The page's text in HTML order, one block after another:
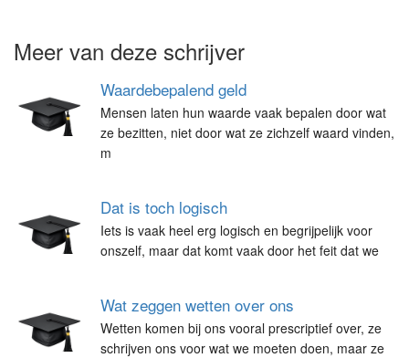
Meer van deze schrijver
Waardebepalend geld
Mensen laten hun waarde vaak bepalen door wat
ze bezitten, niet door wat ze zichzelf waard vinden,
m
Dat is toch logisch
Iets is vaak heel erg logisch en begrijpelijk voor
onszelf, maar dat komt vaak door het feit dat we
Wat zeggen wetten over ons
Wetten komen bij ons vooral prescriptief over, ze
schrijven ons voor wat we moeten doen, maar ze